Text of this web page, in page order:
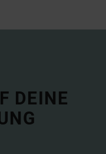
DEINE